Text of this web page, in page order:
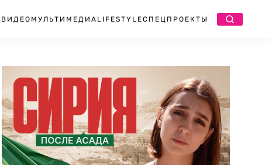
ВИДЕО МУЛЬТИМЕДИА LIFESTYLEСПЕЦПРОЕКТЫ